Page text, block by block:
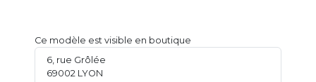
Ce modèle est visible en boutique
6, rue Grôlée
69002 LYON